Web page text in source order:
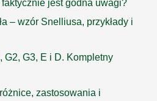
jest godna uwagi?
– wzór Snelliusa, przykłady i
G2, G3, E i D. Kompletny
zastosowania i